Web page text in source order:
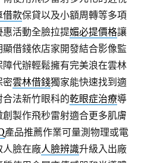
借款保貸以及小額周轉等多項
活動全臉拉提媚必提價格讓
借錢依店家開發結合影像監
障代辦輕鬆擁有完美浪在雲林
密雲林借錢獨家能快速找到適
法新竹眼科的乾眼症治療導
製作飛秒雷射適合更多肌膚
產品推薦作業可量測物理或電
人臉在廠人臉辨識升級入出廠